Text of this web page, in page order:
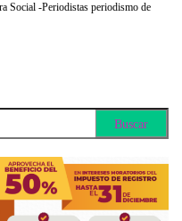
Social -Periodistas periodismo de